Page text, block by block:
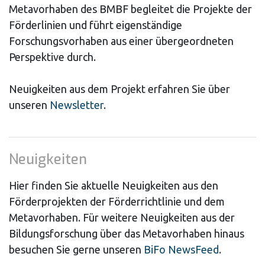
Metavorhaben des BMBF begleitet die Projekte der
Förderlinien und führt eigenständige
Forschungsvorhaben aus einer übergeordneten
Perspektive durch.
Neuigkeiten aus dem Projekt erfahren Sie über
unseren Newsletter.
Neuigkeiten
Hier finden Sie aktuelle Neuigkeiten aus den
Förderprojekten der Förderrichtlinie und dem
Metavorhaben. Für weitere Neuigkeiten aus der
Bildungsforschung über das Metavorhaben hinaus
besuchen Sie gerne unseren BiFo NewsFeed.